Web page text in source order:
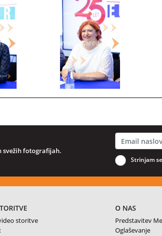
svežih fotografijah.
Strinjam
storitve
O NAS
Predstavitev
Oglaševanje